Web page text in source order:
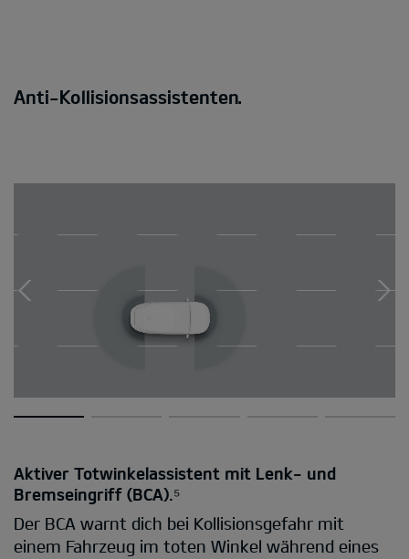
Anti-Kollisionsassistenten.
Aktiver Totwinkelassistent mit Lenk- und
Bremseingriff (BCA).⁵
Der BCA warnt dich bei Kollisionsgefahr mit
einem Fahrzeug im toten Winkel während eines